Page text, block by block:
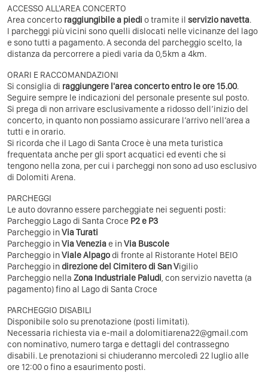
ACCESSO ALL'AREA CONCERTO
Area concerto raggiungibile a piedi o tramite il servizio navetta.
I parcheggi più vicini sono quelli dislocati nelle vicinanze del lago
e sono tutti a pagamento. A seconda del parcheggio scelto, la
distanza da percorrere a piedi varia da 0,5km a 4km.
ORARI E RACCOMANDAZIONI
Si consiglia di raggiungere l'area concerto entro le ore 15.00.
Seguire sempre le indicazioni del personale presente sul posto.
Si prega di non arrivare esclusivamente a ridosso dell’inizio del
concerto, in quanto non possiamo assicurare l’arrivo nell’area a
tutti e in orario.
Si ricorda che il Lago di Santa Croce è una meta turistica
frequentata anche per gli sport acquatici ed eventi che si
tengono nella zona, per cui i parcheggi non sono ad uso esclusivo
di Dolomiti Arena.
PARCHEGGI
Le auto dovranno essere parcheggiate nei seguenti posti:
Parcheggio Lago di Santa Croce P2 e P3
Parcheggio inVia Turati
Parcheggio inVia Veneziae inVia Buscole
Parcheggio inViale Alpagodi fronte al Ristorante Hotel BEIO
Parcheggio indirezione del Cimitero di San Vigilio
Parcheggio nella Zona Industriale Paludi , con servizio navetta (a
pagamento) fino al Lago di Santa Croce
PARCHEGGIO DISABILI
Disponibile solo su prenotazione (posti limitati).
Necessaria richiesta via e-mail a dolomitiarena22@gmail.com
con nominativo, numero targa e dettagli del contrassegno
disabili. Le prenotazioni si chiuderanno mercoledì 22 luglio alle
ore 12:00 o fino a esaurimento posti.